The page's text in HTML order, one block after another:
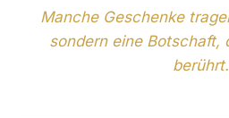
Manche Geschenke
sondern eine Botschaft,
berührt.